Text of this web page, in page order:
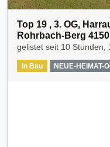
Top 19 , 3. OG,
Rohrbach-Berg 4150
gelistet seit 10 Stunden,
In Bau NEUE-HEIMAT-